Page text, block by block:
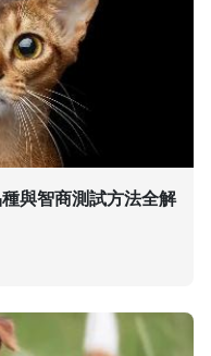
與智商測試方法全解